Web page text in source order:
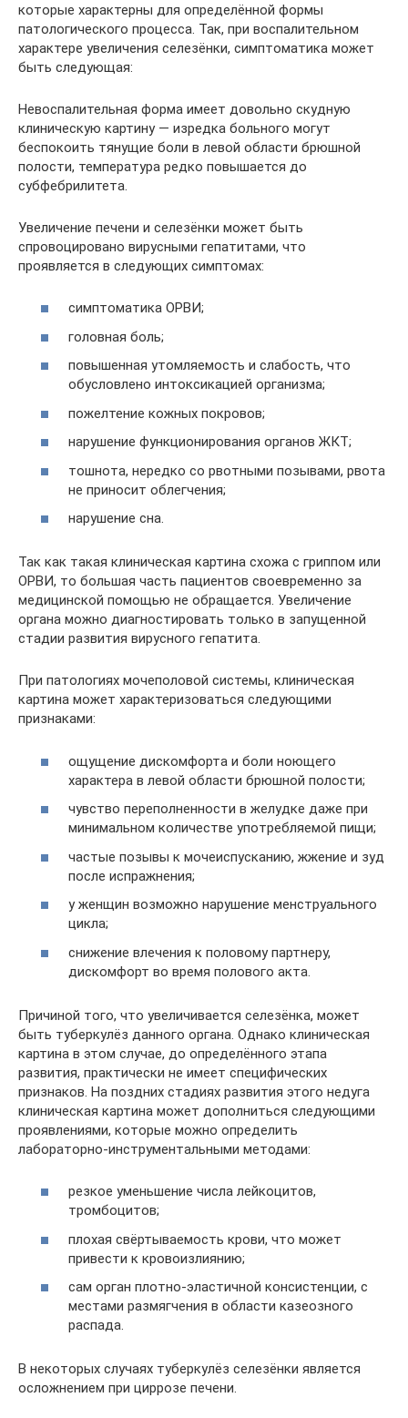
которые характерны для определённой формы
патологического процесса. Так, при воспалительном
характере увеличения селезёнки, симптоматика может
быть следующая:
Невоспалительная форма имеет довольно скудную
клиническую картину — изредка больного могут
беспокоить тянущие боли в левой области брюшной
полости, температура редко повышается до
субфебрилитета.
Увеличение печени и селезёнки может быть
спровоцировано вирусными гепатитами, что
проявляется в следующих симптомах:
симптоматика ОРВИ;
головная боль;
повышенная утомляемость и слабость, что
обусловлено интоксикацией организма;
пожелтение кожных покровов;
нарушение функционирования органов ЖКТ;
тошнота, нередко со рвотными позывами, рвота
не приносит облегчения;
нарушение сна.
Так как такая клиническая картина схожа с гриппом или
ОРВИ, то большая часть пациентов своевременно за
медицинской помощью не обращается. Увеличение
органа можно диагностировать только в запущенной
стадии развития вирусного гепатита.
При патологиях мочеполовой системы, клиническая
картина может характеризоваться следующими
признаками:
ощущение дискомфорта и боли ноющего
характера в левой области брюшной полости;
чувство переполненности в желудке даже при
минимальном количестве употребляемой пищи;
частые позывы к мочеиспусканию, жжение и зуд
после испражнения;
у женщин возможно нарушение менструального
цикла;
снижение влечения к половому партнеру,
дискомфорт во время полового акта.
Причиной того, что увеличивается селезёнка, может
быть туберкулёз данного органа. Однако клиническая
картина в этом случае, до определённого этапа
развития, практически не имеет специфических
признаков. На поздних стадиях развития этого недуга
клиническая картина может дополниться следующими
проявлениями, которые можно определить
лабораторно-инструментальными методами:
резкое уменьшение числа лейкоцитов,
тромбоцитов;
плохая свёртываемость крови, что может
привести к кровоизлиянию;
сам орган плотно-эластичной консистенции, с
местами размягчения в области казеозного
распада.
В некоторых случаях туберкулёз селезёнки является
осложнением при циррозе печени.